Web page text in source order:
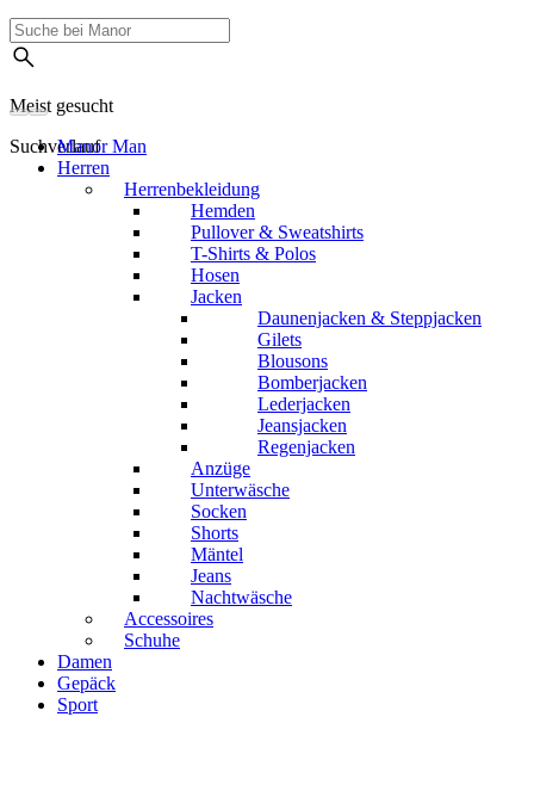
Meist gesucht
SuchverlaufManor Man
Herren
Herrenbekleidung
Hemden
Pullover & Sweatshirts
T-Shirts & Polos
Hosen
Jacken
Daunenjacken & Steppjacken
Gilets
Blousons
Bomberjacken
Lederjacken
Jeansjacken
Regenjacken
Anzüge
Unterwäsche
Socken
Shorts
Mäntel
Jeans
Nachtwäsche
Accessoires
Schuhe
Damen
Gepäck
Sport